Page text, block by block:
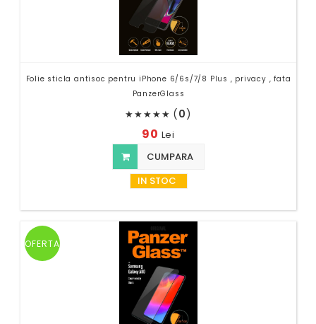
Folie sticla antisoc pentru iPhone 6/6s/7/8 Plus , privacy , fata
PanzerGlass
★★★★★ (0)
90 Lei
CUMPARA
IN STOC
OFERTA